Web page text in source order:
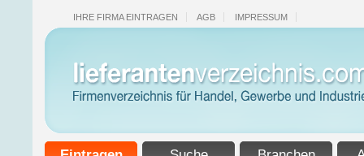
IHRE FIRMA EINTRAGEN AGB IMPRESSUM